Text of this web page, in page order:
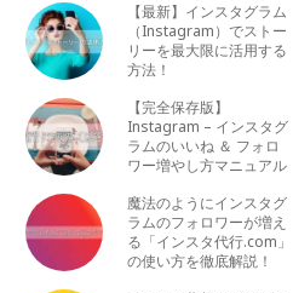
【最新】インスタグラム
（Instagram）でストー
リーを最大限に活用する
方法！
【完全保存版】
Instagram – インスタグ
ラムのいいね ＆ フォロ
ワー増やし方マニュアル
魔法のようにインスタグ
ラムのフォロワーが増え
る「インスタ代行.com」
の使い方を徹底解説！